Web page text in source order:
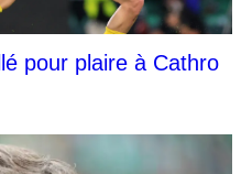
pour plaire à Cathro